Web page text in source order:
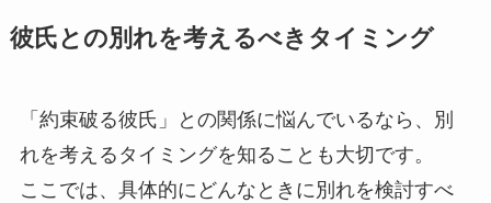
彼氏との別れを考えるべきタイミング
「約束破る彼氏」との関係に悩んでいるなら、別
れを考えるタイミングを知ることも大切です。
ここでは、具体的にどんなときに別れを検討すべ